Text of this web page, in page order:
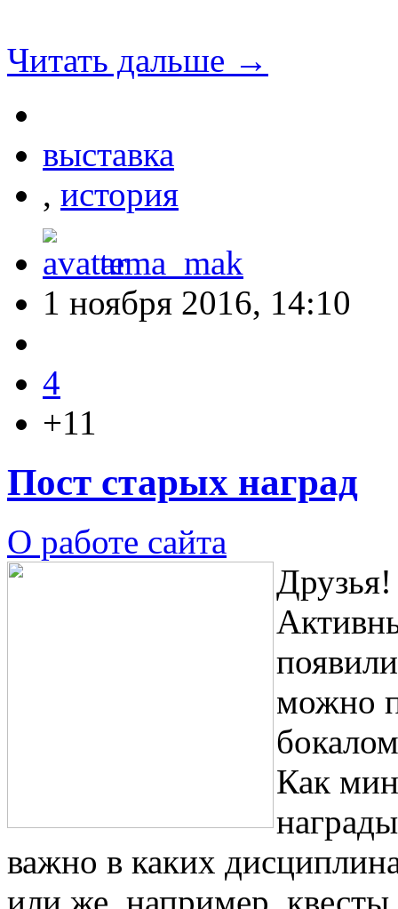
Читать дальше →
выставка
, история
tema_mak
1 ноября 2016, 14:10
4
+11
Пост старых наград
О работе сайта
Друзья!
можно
Как
важно в каких
или же, например, квесты.